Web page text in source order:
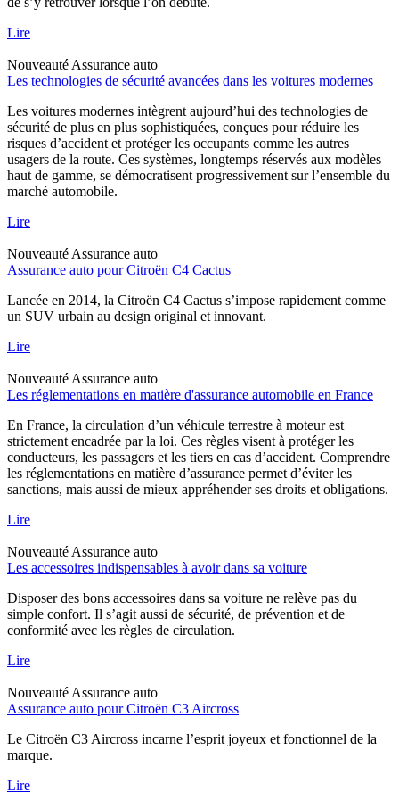
Lire
Nouveauté Assurance auto
Les technologies de sécurité avancées dans les voitures modernes
Les voitures modernes intègrent aujourd’hui des technologies de
sécurité de plus en plus sophistiquées, conçues pour réduire les
risques d’accident et protéger les occupants comme les autres
usagers de la route. Ces systèmes, longtemps réservés aux modèles
haut de gamme, se démocratisent progressivement sur l’ensemble du
marché automobile.
Lire
Nouveauté Assurance auto
Assurance auto pour Citroën C4 Cactus
Lancée en 2014, la Citroën C4 Cactus s’impose rapidement comme
un SUV urbain au design original et innovant.
Lire
Nouveauté Assurance auto
Les réglementations en matière d'assurance automobile en France
En France, la circulation d’un véhicule terrestre à moteur est
strictement encadrée par la loi. Ces règles visent à protéger les
conducteurs, les passagers et les tiers en cas d’accident. Comprendre
les réglementations en matière d’assurance permet d’éviter les
sanctions, mais aussi de mieux appréhender ses droits et obligations.
Lire
Nouveauté Assurance auto
Les accessoires indispensables à avoir dans sa voiture
Disposer des bons accessoires dans sa voiture ne relève pas du
simple confort. Il s’agit aussi de sécurité, de prévention et de
conformité avec les règles de circulation.
Lire
Nouveauté Assurance auto
Assurance auto pour Citroën C3 Aircross
Le Citroën C3 Aircross incarne l’esprit joyeux et fonctionnel de la
marque.
Lire